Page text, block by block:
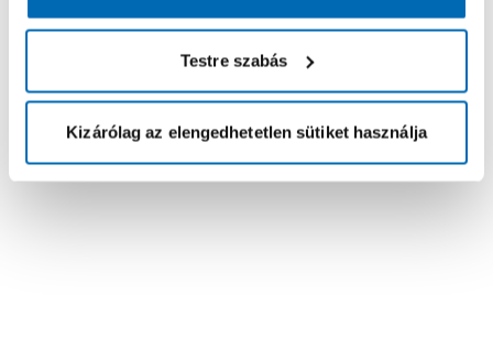
Testre szabás
Kizárólag az elengedhetetlen sütiket használja